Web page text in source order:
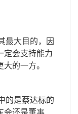
最大目的，因
定会支持能力
的一方。
的是蔡达标的
会还是董事